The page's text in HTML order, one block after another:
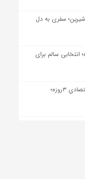
سفری به دل
انتخابی سالم برای
برنامه‌ریزی سفر اقتصادیِ ۳روزه؛